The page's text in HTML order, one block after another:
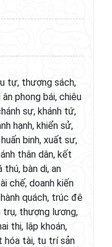
tự, thượng sách,
phong bái, chiêu
sự, khánh tứ,
hạnh, khiển sử,
binh, xuất sư,
thân dân, kết
thú, bàn di, an
chế, doanh kiến
quách, trúc đê
trụ, thượng lương,
thị, lập khoán,
hóa tài, tu trí sản